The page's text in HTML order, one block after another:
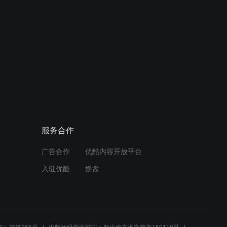
服务合作
广告合作 优酷内容开放平台
入驻优酷 娱盘